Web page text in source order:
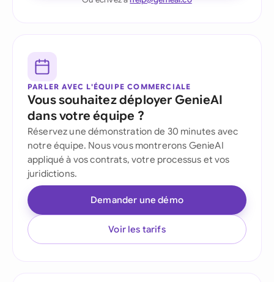
PARLER AVEC L'ÉQUIPE COMMERCIALE
Vous souhaitez déployer GenieAI
dans votre équipe ?
Réservez une démonstration de 30 minutes avec
notre équipe. Nous vous montrerons GenieAI
appliqué à vos contrats, votre processus et vos
juridictions.
Demander une démo
Voir les tarifs